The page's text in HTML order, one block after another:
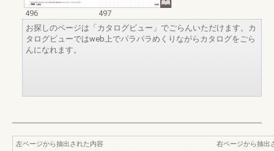
496
497
お探しのページは「カタログビュー」でごらんいただけます。カ
タログビューではweb上でパラパラめくりながらカタログをごら
んになれます。
左ページから抽出された内容
右ページから抽出